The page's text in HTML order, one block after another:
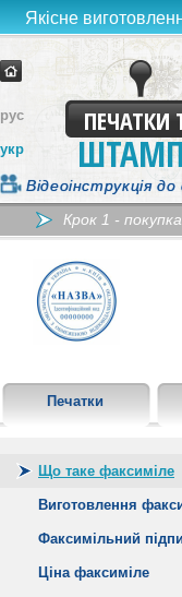
Якісне
ПЕЧАТКИ
Відеоінструкція
рус
укр
Крок 1 -
Печатки
Що таке факсиміле
Виготовлення
Факсимільний
Ціна факсиміле